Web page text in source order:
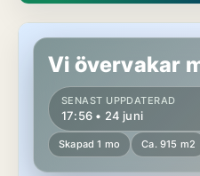
Butikslokal i Västerort
Vi övervakar
SENAST UPPDATERAD
17:56 • 24 juni
Skapad 1 mo Ca. 915 m2